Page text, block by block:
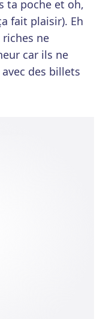
ta poche et oh,
fait plaisir). Eh
ne
car ils ne
des billets